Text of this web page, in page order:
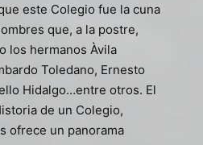
este Colegio fue la cuna
que, a la postre,
los hermanos Àvila
Toledano, Ernesto
Hidalgo…entre otros. El
de un Colegio,
ofrece un panorama